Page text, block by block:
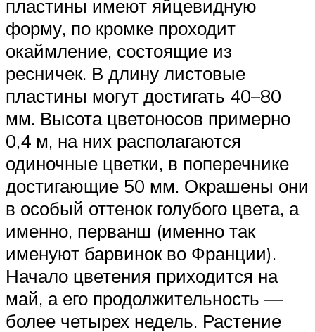
пластины имеют яйцевидную
форму, по кромке проходит
окаймление, состоящие из
ресничек. В длину листовые
пластины могут достигать 40–80
мм. Высота цветоносов примерно
0,4 м, на них располагаются
одиночные цветки, в поперечнике
достигающие 50 мм. Окрашены они
в особый оттенок голубого цвета, а
именно, перванш (именно так
именуют барвинок во Франции).
Начало цветения приходится на
май, а его продолжительность ―
более четырех недель. Растение